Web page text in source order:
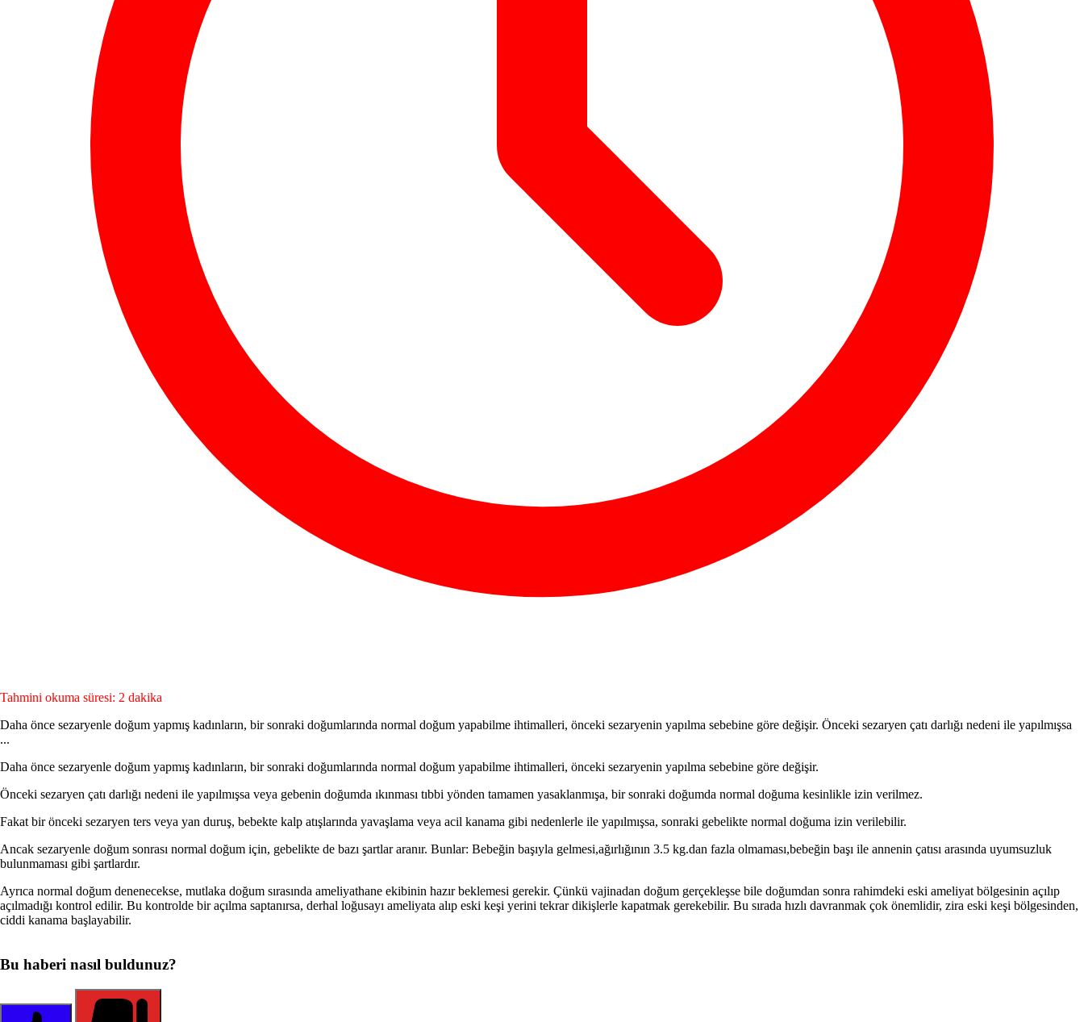
Tahmini okuma süresi: 2 dakika
Daha önce sezaryenle do­ğum yapmış kadınların, bir sonraki doğumlarında nor­mal doğum yapabilme ihti­malleri, önceki sezaryenin yapılma sebebine göre değişir. Önceki sezaryen çatı darlığı nede­ni ile yapılmışsa
...
Daha önce sezaryenle do­ğum yapmış kadınların, bir sonraki doğumlarında nor­mal doğum yapabilme ihti­malleri, önceki sezaryenin yapılma sebebine göre değişir.
Önceki sezaryen çatı darlığı nede­ni ile yapılmışsa veya gebenin doğumda ıkınması tıbbi yönden tamamen yasaklan­mışa, bir sonraki doğumda normal do­ğuma kesinlikle izin verilmez.
Fakat bir önceki sezaryen ters veya yan duruş, bebekte kalp atış­larında yavaşlama veya acil kanama gibi neden­lerle ile yapılmışsa, son­raki gebelikte normal doğuma izin verilebilir.
Ancak sezaryenle do­ğum sonrası normal doğum için, gebelik­te de bazı şartlar aranır. Bunlar: Bebeğin başıyla gelmesi,ağırlığının 3.5 kg.dan fazla olmaması,bebeğin başı ile annenin çatısı arasında uyumsuzluk
bulunmaması gibi şartlardır.
Ayrıca normal doğum denenecekse, mut­laka doğum sırasında ameliyathane ekibi­nin hazır beklemesi gerekir. Çünkü vajinadan doğum gerçekleşse bile doğum­dan sonra rahimdeki eski ameliyat bölge­sinin açılıp
açılmadığı kontrol edilir. Bu kontrolde bir açılma saptanırsa, derhal loğusayı ameliyata alıp eski keşi yerini tekrar dikişlerle kapatmak gerekebilir. Bu sırada hızlı davranmak çok önemlidir, zira eski keşi bölgesinden,
ciddi kanama başlayabi­lir.
Bu haberi nasıl buldunuz?